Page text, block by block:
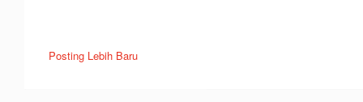
Posting Lebih Baru